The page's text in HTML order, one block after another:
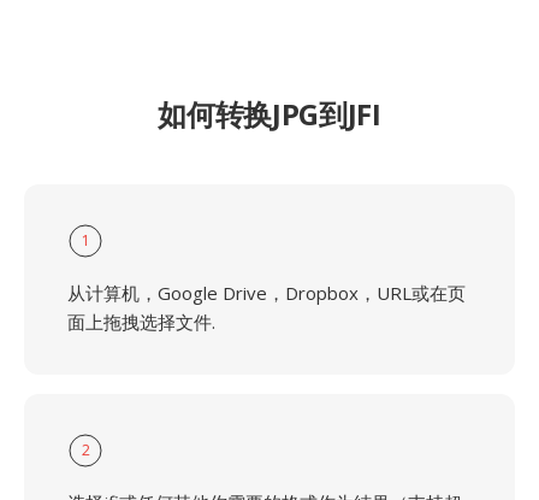
如何转换JPG到JFI
1
从计算机，Google Drive，Dropbox，URL或在页
面上拖拽选择文件.
2